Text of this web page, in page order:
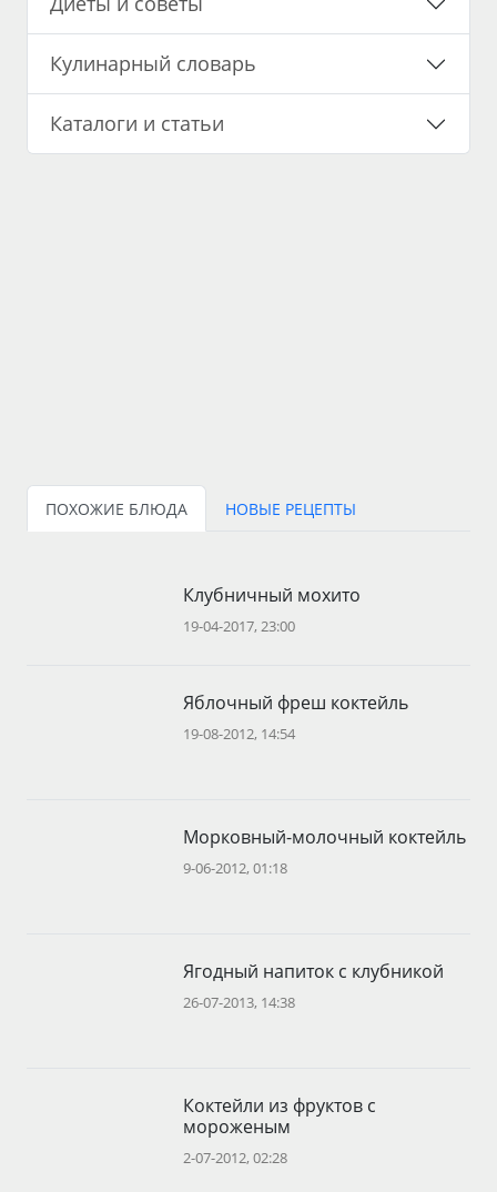
Кулинарный словарь
Каталоги и статьи
ПОХОЖИЕ БЛЮДА НОВЫЕ РЕЦЕПТЫ
Клубничный мохито
19-04-2017, 23:00
Яблочный фреш коктейль
19-08-2012, 14:54
Морковный-молочный коктейль
9-06-2012, 01:18
Ягодный напиток с клубникой
26-07-2013, 14:38
Коктейли из фруктов с
мороженым
2-07-2012, 02:28